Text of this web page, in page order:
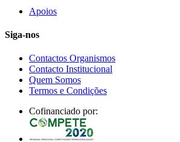
Apoios
Siga-nos
Contactos Organismos
Contacto Institucional
Quem Somos
Termos e Condições
Cofinanciado por: